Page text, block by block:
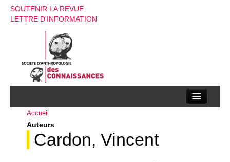
SOUTENIR LA REVUE
LETTRE D'INFORMATION
La société d’anthropologie des connaissances
La revue
Accueil
Auteurs
Cardon, Vincent